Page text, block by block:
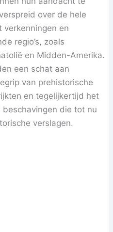
over de hele
verkenningen en
regio’s, zoals
en Midden-Amerika.
een schat aan
van prehistorische
en tegelijkertijd het
die tot nu
verslagen.